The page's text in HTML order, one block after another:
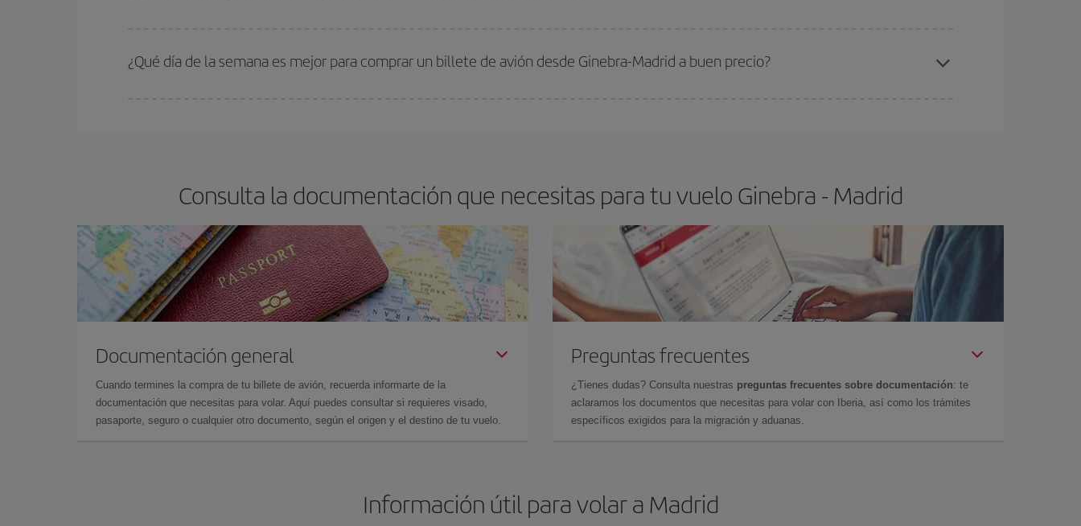
¿Qué día de la semana es mejor para comprar un billete de avión desde Ginebra-Madrid a buen precio?
Consulta la documentación que necesitas para tu vuelo Ginebra - Madrid
Documentación general
Cuando termines la compra de tu billete de avión, recuerda informarte de la
documentación que necesitas para volar. Aquí puedes consultar si requieres visado,
pasaporte, seguro o cualquier otro documento, según el origen y el destino de tu vuelo.
Preguntas frecuentes
¿Tienes dudas? Consulta nuestras preguntas frecuentes sobre documentación: te
aclaramos los documentos que necesitas para volar con Iberia, así como los trámites
específicos exigidos para la migración y aduanas.
Información útil para volar a Madrid